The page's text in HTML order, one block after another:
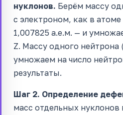
нуклонов. Берём массу
с электроном, как в
1,007825 а.е.м. — и
Z. Массу одного нейтрона
умножаем на число
результаты.
Шаг 2. Определение
масс отдельных